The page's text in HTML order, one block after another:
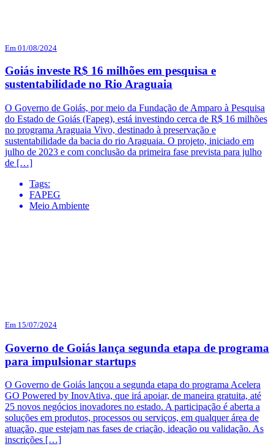
Em 01/08/2024
Goiás investe R$ 16 milhões em pesquisa e
sustentabilidade no Rio Araguaia
O Governo de Goiás, por meio da Fundação de Amparo à Pesquisa
do Estado de Goiás (Fapeg), está investindo cerca de R$ 16 milhões
no programa Araguaia Vivo, destinado à preservação e
sustentabilidade da bacia do rio Araguaia. O projeto, iniciado em
julho de 2023 e com conclusão da primeira fase prevista para julho
de […]
Tags:
FAPEG
Meio Ambiente
Em 15/07/2024
Governo de Goiás lança segunda etapa de programa
para impulsionar startups
O Governo de Goiás lançou a segunda etapa do programa Acelera
GO Powered by InovAtiva, que irá apoiar, de maneira gratuita, até
25 novos negócios inovadores no estado. A participação é aberta a
soluções em produtos, processos ou serviços, em qualquer área de
atuação, que estejam nas fases de criação, ideação ou validação. As
inscrições […]